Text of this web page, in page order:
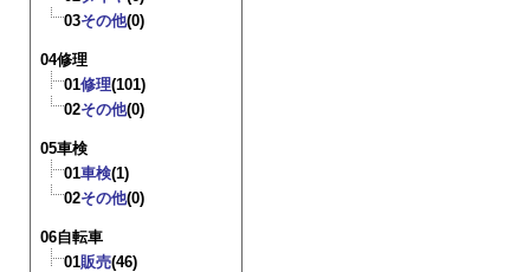
03その他(0)
04修理
01修理(101)
02その他(0)
05車検
01車検(1)
02その他(0)
06自転車
01販売(46)